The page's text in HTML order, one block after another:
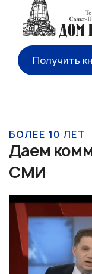
Получить
БОЛЕЕ 10 ЛЕТ
Даем
СМИ